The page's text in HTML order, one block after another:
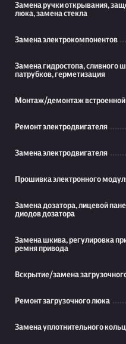
Замена ручки открывания,
люка, замена стекла
Замена электрокомпонентов
Замена гидростопа, сливного
патрубков, герметизация
Монтаж/демонтаж встроенной
Ремонт электродвигателя
Замена электродвигателя
Прошивка электронного
Замена дозатора, лицевой
диодов дозатора
Замена шкива, регулировка
ремня привода
Вскрытие/замена
Ремонт загрузочного люка
Замена уплотнительного